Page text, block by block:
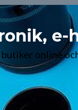
e-
online